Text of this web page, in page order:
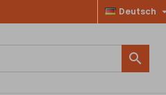
Deutsch
